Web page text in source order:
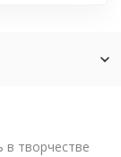
творчестве